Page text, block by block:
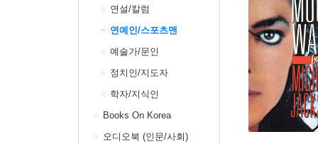
연설/칼럼
연예인/스포츠맨
예술가/문인
정치인/지도자
학자/지식인
Books On Korea
오디오북 (인문/사회)